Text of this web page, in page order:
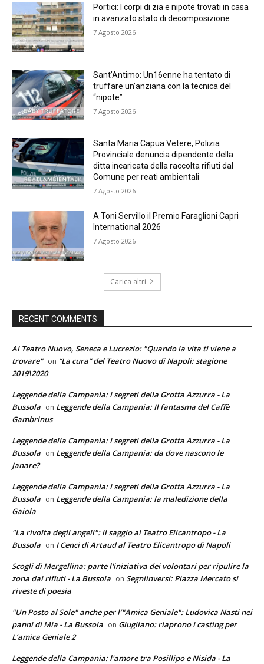
Portici: I corpi di zia e nipote trovati in casa
in avanzato stato di decomposizione
7 Agosto 2026
Sant’Antimo: Un16enne ha tentato di
truffare un’anziana con la tecnica del
“nipote”
7 Agosto 2026
Santa Maria Capua Vetere, Polizia
Provinciale denuncia dipendente della
ditta incaricata della raccolta rifiuti dal
Comune per reati ambientali
7 Agosto 2026
A Toni Servillo il Premio Faraglioni Capri
International 2026
7 Agosto 2026
Carica altri
RECENT COMMENTS
Al Teatro Nuovo, Seneca e Lucrezio: "Quando la vita ti viene a
trovare" on “La cura” del Teatro Nuovo di Napoli: stagione
2019\2020
Leggende della Campania: i segreti della Grotta Azzurra - La
Bussola on Leggende della Campania: Il fantasma del Caffè
Gambrinus
Leggende della Campania: i segreti della Grotta Azzurra - La
Bussola on Leggende della Campania: da dove nascono le
Janare?
Leggende della Campania: i segreti della Grotta Azzurra - La
Bussola on Leggende della Campania: la maledizione della
Gaiola
"La rivolta degli angeli": il saggio al Teatro Elicantropo - La
Bussola on I Cenci di Artaud al Teatro Elicantropo di Napoli
Scogli di Mergellina: parte l'iniziativa dei volontari per ripulire la
zona dai rifiuti - La Bussola on Segniinversi: Piazza Mercato si
riveste di poesia
"Un Posto al Sole" anche per l’"Amica Geniale": Ludovica Nasti nei
panni di Mia - La Bussola on Giugliano: riaprono i casting per
L’amica Geniale 2
Leggende della Campania: l'amore tra Posillipo e Nisida - La